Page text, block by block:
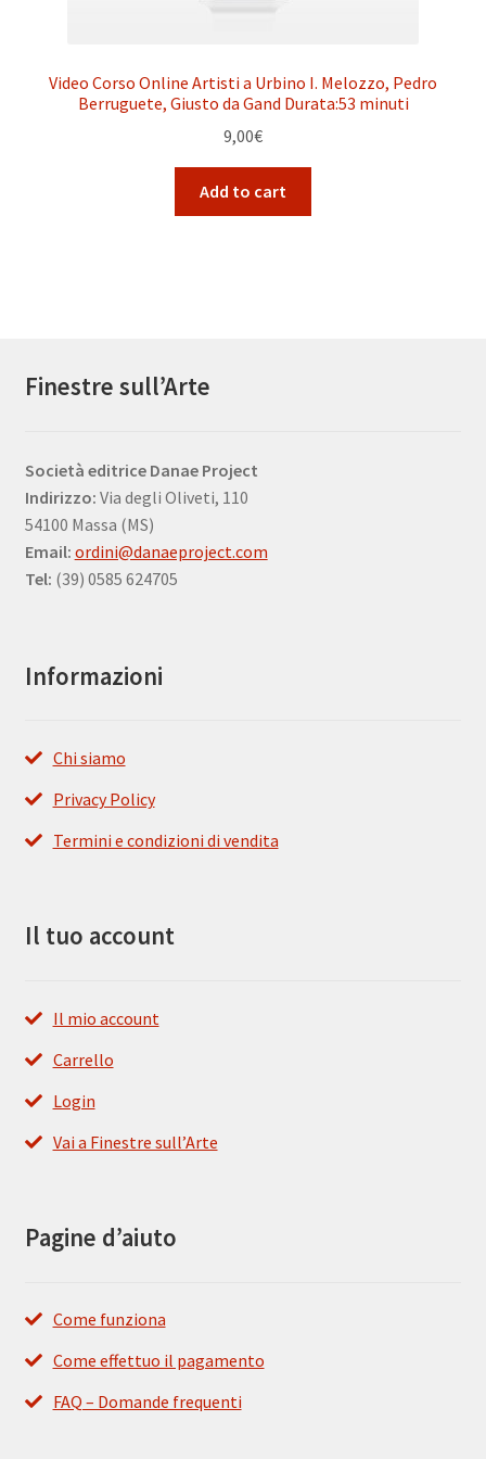
Video Corso Online Artisti a Urbino I. Melozzo, Pedro
Berruguete, Giusto da Gand Durata:53 minuti
9,00€
Add to cart
Finestre sull’Arte
Società editrice Danae Project
Indirizzo: Via degli Oliveti, 110
54100 Massa (MS)
Email: ordini@danaeproject.com
Tel: (39) 0585 624705
Informazioni
Chi siamo
Privacy Policy
Termini e condizioni di vendita
Il tuo account
Il mio account
Carrello
Login
Vai a Finestre sull’Arte
Pagine d’aiuto
Come funziona
Come effettuo il pagamento
FAQ – Domande frequenti